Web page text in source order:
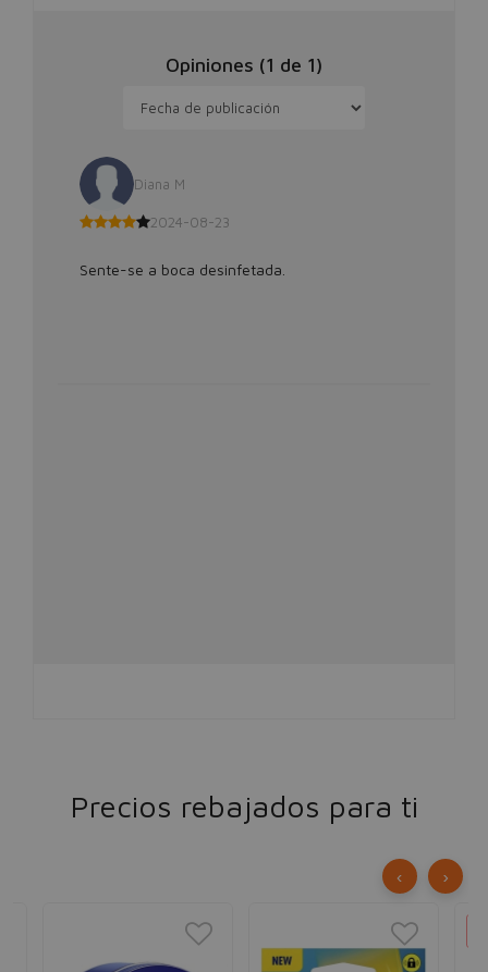
Opiniones (1 de 1)
Diana M
2024-08-23
Sente-se a boca desinfetada.
Precios rebajados para ti
‹ ›